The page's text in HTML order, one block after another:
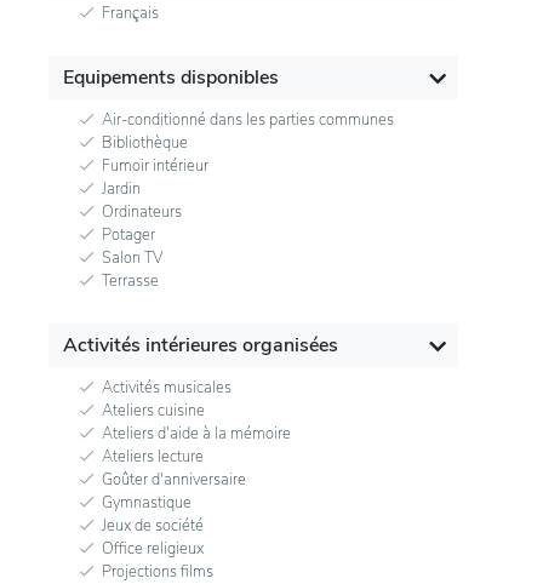
Français
Equipements disponibles
Air-conditionné dans les parties communes
Bibliothèque
Fumoir intérieur
Jardin
Ordinateurs
Potager
Salon TV
Terrasse
Activités intérieures organisées
Activités musicales
Ateliers cuisine
Ateliers d'aide à la mémoire
Ateliers lecture
Goûter d'anniversaire
Gymnastique
Jeux de société
Office religieux
Projections films